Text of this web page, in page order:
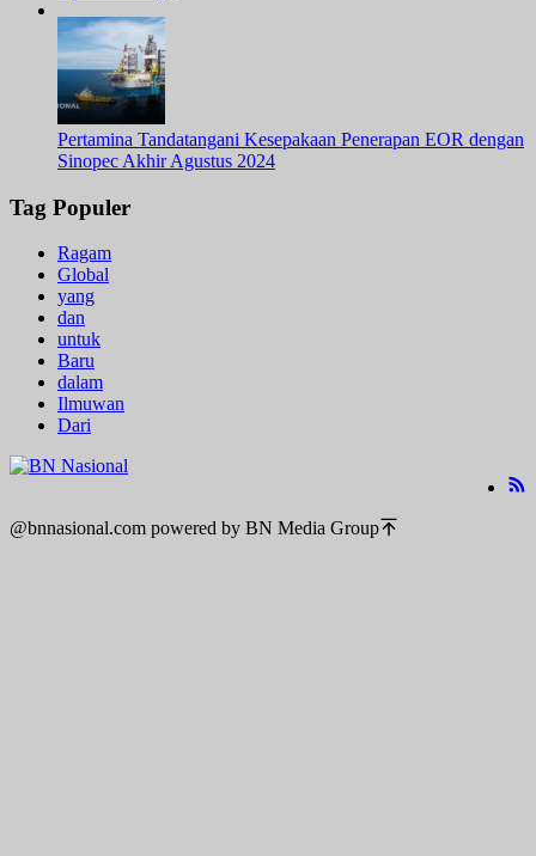
Pertamina Tandatangani Kesepakaan Penerapan EOR dengan
Sinopec Akhir Agustus 2024
Tag Populer
Ragam
Global
yang
dan
untuk
Baru
dalam
Ilmuwan
Dari
@bnnasional.com powered by BN Media Group